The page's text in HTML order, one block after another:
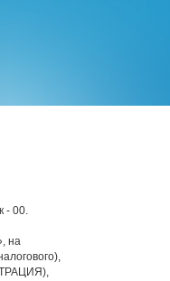
- 00.
на